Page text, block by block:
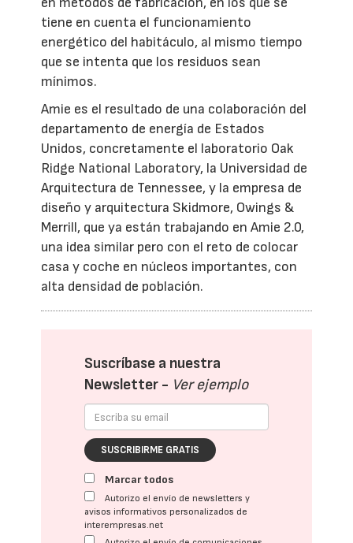
tiene en cuenta el funcionamiento
energético del habitáculo, al mismo tiempo
que se intenta que los residuos sean
mínimos.
Amie es el resultado de una colaboración del
departamento de energía de Estados
Unidos, concretamente el laboratorio Oak
Ridge National Laboratory, la Universidad de
Arquitectura de Tennessee, y la empresa de
diseño y arquitectura Skidmore, Owings &
Merrill, que ya están trabajando en Amie 2.0,
una idea similar pero con el reto de colocar
casa y coche en núcleos importantes, con
alta densidad de población.
Suscríbase a nuestra
Newsletter - Ver ejemplo
SUSCRIBIRME GRATIS
Marcar todos
Autorizo el envío de newsletters y
avisos informativos personalizados de
interempresas.net